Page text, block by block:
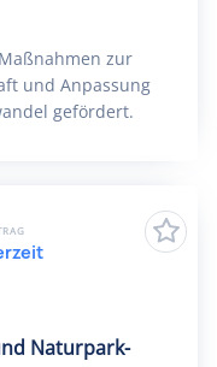
zur
und Anpassung
gefördert.
Naturpark-